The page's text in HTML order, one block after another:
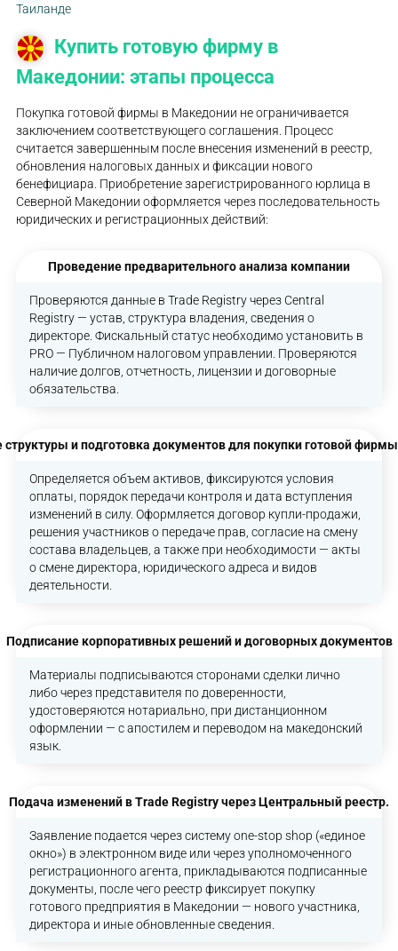
Таиланде
Купить готовую фирму в
Македонии: этапы процесса
Покупка готовой фирмы в Македонии не ограничивается
заключением соответствующего соглашения. Процесс
считается завершенным после внесения изменений в реестр,
обновления налоговых данных и фиксации нового
бенефициара. Приобретение зарегистрированного юрлица в
Северной Македонии оформляется через последовательность
юридических и регистрационных действий:
Проведение предварительного анализа компании
Проверяются данные в Trade Registry через Central
Registry — устав, структура владения, сведения о
директоре. Фискальный статус необходимо установить в
PRO — Публичном налоговом управлении. Проверяются
наличие долгов, отчетность, лицензии и договорные
обязательства.
структуры и подготовка документов для покупки готовой
Определяется объем активов, фиксируются условия
оплаты, порядок передачи контроля и дата вступления
изменений в силу. Оформляется договор купли-продажи,
решения участников о передаче прав, согласие на смену
состава владельцев, а также при необходимости — акты
о смене директора, юридического адреса и видов
деятельности.
Подписание корпоративных решений и договорных документов
Материалы подписываются сторонами сделки лично
либо через представителя по доверенности,
удостоверяются нотариально, при дистанционном
оформлении — с апостилем и переводом на македонский
язык.
Подача изменений в Trade Registry через Центральный реестр.
Заявление подается через систему one-stop shop («единое
окно») в электронном виде или через уполномоченного
регистрационного агента, прикладываются подписанные
документы, после чего реестр фиксирует покупку
готового предприятия в Македонии — нового участника,
директора и иные обновленные сведения.